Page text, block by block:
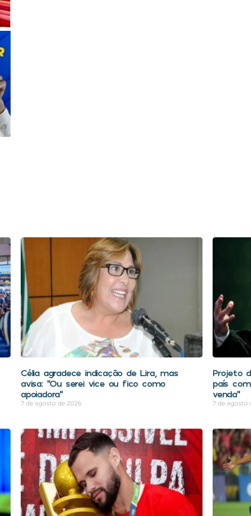
Célia agradece indicação de Lira, mas
avisa: “Ou serei vice ou fico como
apoiadora”
7 de agosto de 2026
Projeto
país
venda”
7 de agosto